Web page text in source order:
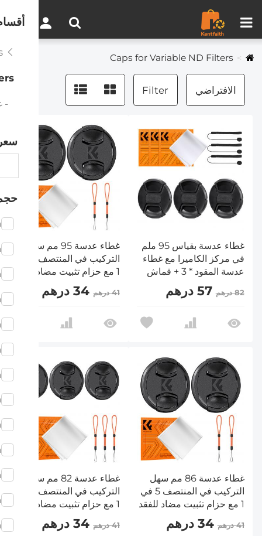
0
Caps for Variable ND Filters
-
الافتراضي Filter
غطاء عدسة بقياس 95 ملم
في مركز الكاميرا مع غطاء
عدسة المقود * 3 + قماش
تنظيف الفراغ من الألياف
الدقيقة * 3 + حبل مضاد
Canon Nikon Sony
Leica
82 درهم 57 درهم
غطاء عدسة 95 مم سهل
1 مع حزام تثبيت مضاد للفقد
متوافق مع عدسات كاميرات
نيكون وكانون وسوني
41 درهم 34 درهم
غطاء عدسة 86 مم سهل
التركيب في المنتصف 5 في
1 مع حزام تثبيت مضاد للفقد
متوافق مع عدسات كاميرات
نيكون وكانون وسوني
41 درهم 34 درهم
غطاء عدسة 82 مم سهل
1 مع حزام تثبيت مضاد للفقد
متوافق مع عدسات كاميرات
نيكون وكانون وسوني
41 درهم 34 درهم